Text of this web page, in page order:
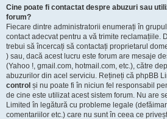
Cine poate fi contactat despre abuzuri sau
forum?
Fiecare dintre administratorii enumerați în
contact adecvat pentru a vă trimite reclamațiile.
trebui să încercați să contactați proprietarul
) sau, dacă acest lucru este forum are mesaje
(Yahoo !, gmail.com, hotmail.com, etc.), către
abuzurilor din acel serviciu. Rețineți că phpBB
control și nu poate fi în niciun fel responsabil
de cine este utilizat acest sistem forum. Nu are
Limited în legătură cu probleme legale
comentariilor etc.) care nu sunt în ceea ce